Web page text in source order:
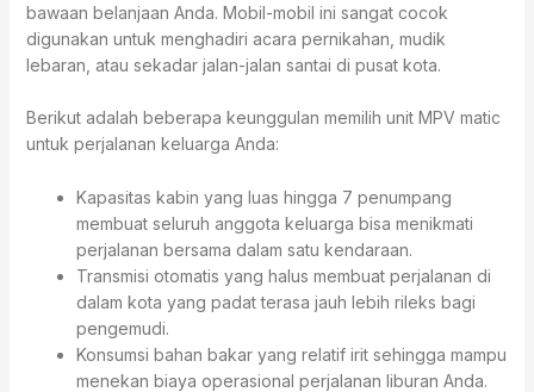
bawaan belanjaan Anda. Mobil-mobil ini sangat cocok
digunakan untuk menghadiri acara pernikahan, mudik
lebaran, atau sekadar jalan-jalan santai di pusat kota.
Berikut adalah beberapa keunggulan memilih unit MPV matic
untuk perjalanan keluarga Anda:
Kapasitas kabin yang luas hingga 7 penumpang
membuat seluruh anggota keluarga bisa menikmati
perjalanan bersama dalam satu kendaraan.
Transmisi otomatis yang halus membuat perjalanan di
dalam kota yang padat terasa jauh lebih rileks bagi
pengemudi.
Konsumsi bahan bakar yang relatif irit sehingga mampu
menekan biaya operasional perjalanan liburan Anda.